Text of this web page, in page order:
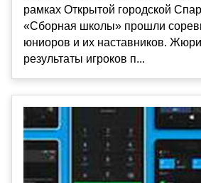
рамках Открытой городской
«Сборная школы» прошли
юниоров и их наставников.
результаты игроков п...